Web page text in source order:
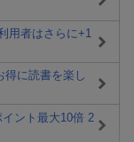
用者はさらに+1
得に読書を楽し
ント最大10倍 2